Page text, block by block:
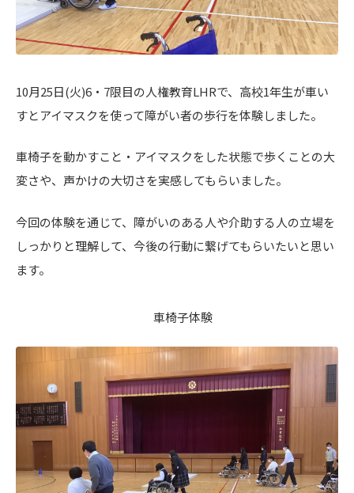
10月25日(火)6・7限目の人権教育LHRで、高校1年生が車い
すとアイマスクを使って障がい者の歩行を体験しました。
車椅子を動かすこと・アイマスクをした状態で歩くことの大
変さや、声かけの大切さを実感してもらいました。
今回の体験を通じて、障がいのある人や介助する人の立場を
しっかりと理解して、今後の行動に繋げてもらいたいと思い
ます。
車椅子体験